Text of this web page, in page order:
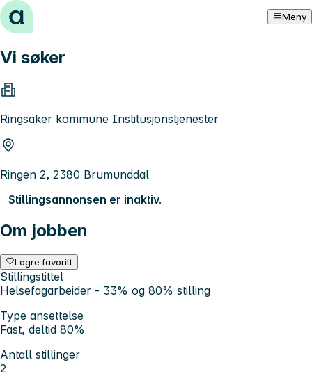
Hopp til innhold Meny
Vi søker
Ringsaker kommune Institusjonstjenester
Ringen 2, 2380 Brumunddal
Stillingsannonsen er inaktiv.
Om jobben
Lagre favoritt
Stillingstittel
Helsefagarbeider - 33% og 80% stilling
Type ansettelse
Fast, deltid 80%
Antall stillinger
2